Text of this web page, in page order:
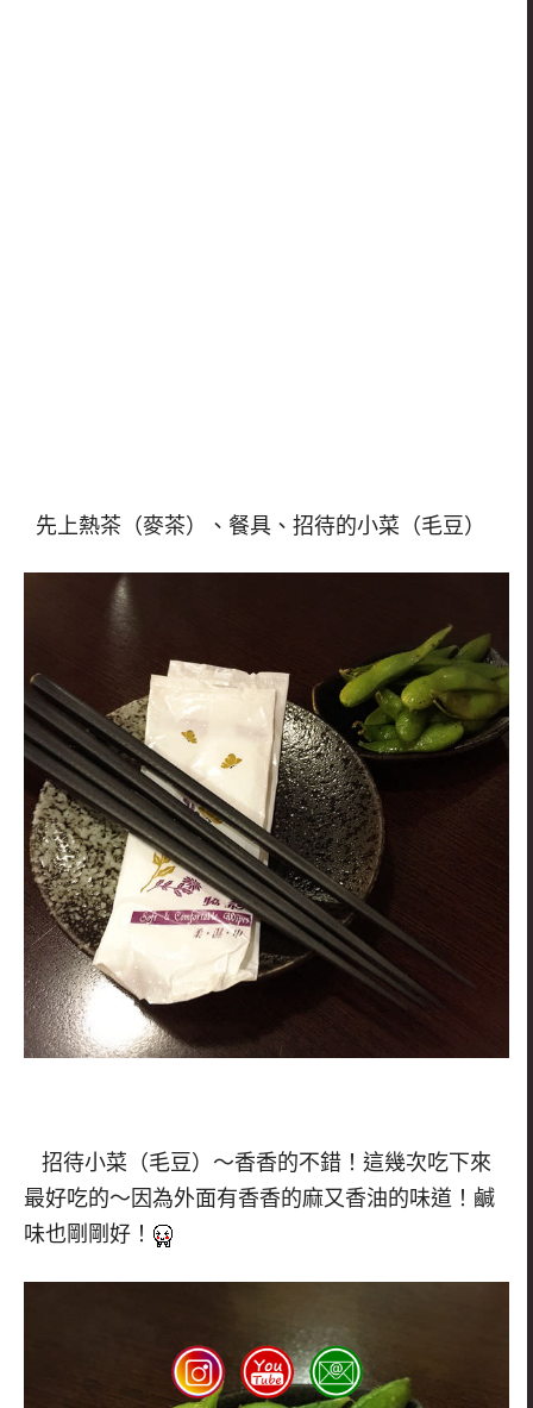
先上熱茶（麥茶）、餐具、招待的小菜（毛豆）
招待小菜（毛豆）～香香的不錯！這幾次吃下來
最好吃的～因為外面有香香的麻又香油的味道！鹹
味也剛剛好！